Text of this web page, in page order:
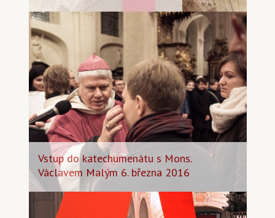
Vstup do katechumenátu s Mons.
Václavem Malým 6. března 2016